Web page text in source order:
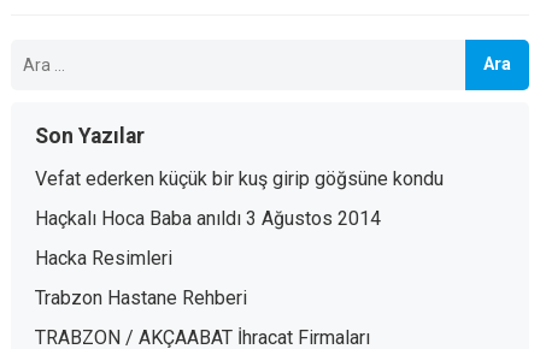
Son Yazılar
Vefat ederken küçük bir kuş girip göğsüne kondu
Haçkalı Hoca Baba anıldı 3 Ağustos 2014
Hacka Resimleri
Trabzon Hastane Rehberi
TRABZON / AKÇAABAT İhracat Firmaları